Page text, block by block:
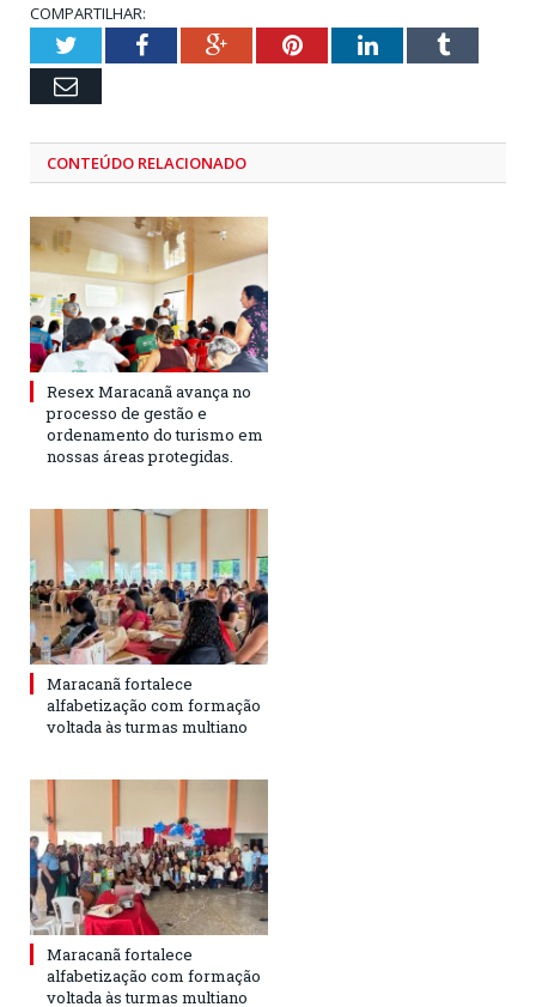
COMPARTILHAR:
TwitterFacebookGoogle+PinterestLinkedInTumblr
Email
CONTEÚDO RELACIONADO
Resex Maracanã avança no
processo de gestão e
ordenamento do turismo em
nossas áreas protegidas.
Maracanã fortalece
alfabetização com formação
voltada às turmas multiano
Maracanã fortalece
alfabetização com formação
voltada às turmas multiano